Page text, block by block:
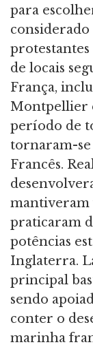
para
considerado
de locais
França,
Montpellier
período de
tornaram-se
Francês.
mantiveram
praticaram
potências
Inglaterra.
principal
sendo
conter o
marinha